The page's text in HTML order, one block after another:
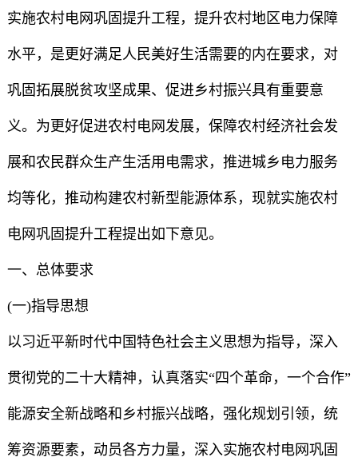
实施农村电网巩固提升工程，提升农村地区电力保障
水平，是更好满足人民美好生活需要的内在要求，对
巩固拓展脱贫攻坚成果、促进乡村振兴具有重要意
义。为更好促进农村电网发展，保障农村经济社会发
展和农民群众生产生活用电需求，推进城乡电力服务
均等化，推动构建农村新型能源体系，现就实施农村
电网巩固提升工程提出如下意见。
一、总体要求
(一)指导思想
以习近平新时代中国特色社会主义思想为指导，深入
贯彻党的二十大精神，认真落实“四个革命，一个合作”
能源安全新战略和乡村振兴战略，强化规划引领，统
筹资源要素，动员各方力量，深入实施农村电网巩固